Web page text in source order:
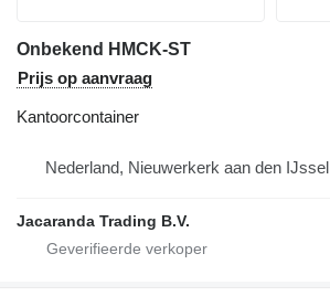
Onbekend HMCK-ST
Prijs op aanvraag
Kantoorcontainer
Nederland, Nieuwerkerk aan den IJssel
Jacaranda Trading B.V.